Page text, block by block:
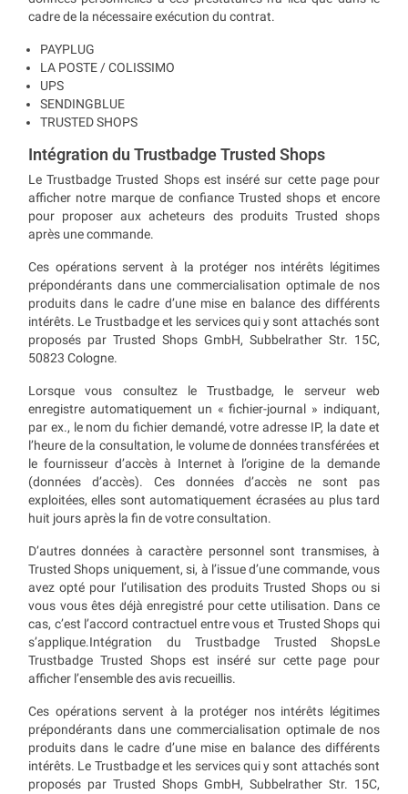
cadre de la nécessaire exécution du contrat.
PAYPLUG
LA POSTE / COLISSIMO
UPS
SENDINGBLUE
TRUSTED SHOPS
Intégration du Trustbadge Trusted Shops
Le Trustbadge Trusted Shops est inséré sur cette page pour
afficher notre marque de confiance Trusted shops et encore
pour proposer aux acheteurs des produits Trusted shops
après une commande.
Ces opérations servent à la protéger nos intérêts légitimes
prépondérants dans une commercialisation optimale de nos
produits dans le cadre d’une mise en balance des différents
intérêts. Le Trustbadge et les services qui y sont attachés sont
proposés par Trusted Shops GmbH, Subbelrather Str. 15C,
50823 Cologne.
Lorsque vous consultez le Trustbadge, le serveur web
enregistre automatiquement un « fichier-journal » indiquant,
par ex., le nom du fichier demandé, votre adresse IP, la date et
l’heure de la consultation, le volume de données transférées et
le fournisseur d’accès à Internet à l’origine de la demande
(données d’accès). Ces données d’accès ne sont pas
exploitées, elles sont automatiquement écrasées au plus tard
huit jours après la fin de votre consultation.
D’autres données à caractère personnel sont transmises, à
Trusted Shops uniquement, si, à l’issue d’une commande, vous
avez opté pour l’utilisation des produits Trusted Shops ou si
vous vous êtes déjà enregistré pour cette utilisation. Dans ce
cas, c’est l’accord contractuel entre vous et Trusted Shops qui
s’applique.Intégration du Trustbadge Trusted ShopsLe
Trustbadge Trusted Shops est inséré sur cette page pour
afficher l’ensemble des avis recueillis.
Ces opérations servent à la protéger nos intérêts légitimes
prépondérants dans une commercialisation optimale de nos
produits dans le cadre d’une mise en balance des différents
intérêts. Le Trustbadge et les services qui y sont attachés sont
proposés par Trusted Shops GmbH, Subbelrather Str. 15C,